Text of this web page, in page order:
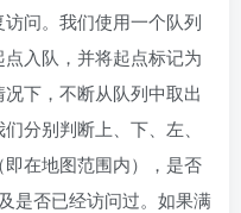
问。我们使用一个队列
入队，并将起点标记为
下，不断从队列中取出
分别判断上、下、左、
在地图范围内），是否
是否已经访问过。如果满